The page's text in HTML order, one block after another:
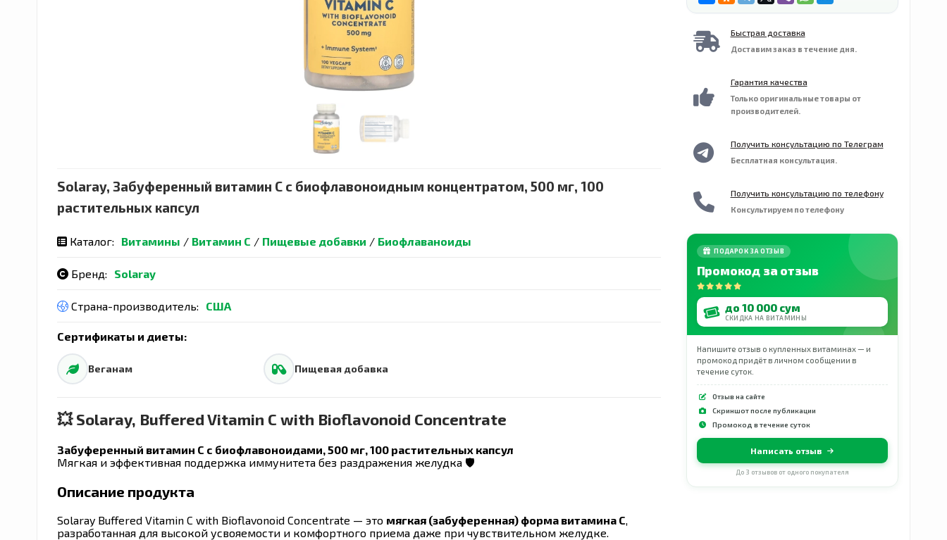
Solaray, Забуференный витамин С с биофлавоноидным концентратом, 500 мг, 100
растительных капсул
Каталог: Витамины / Витамин С / Пищевые добавки / Биофлаваноиды
Бренд: Solaray
Страна-производитель: США
Сертификаты и диеты:
Веганам Пищевая добавка
💥 Solaray, Buffered Vitamin C with Bioflavonoid Concentrate
Забуференный витамин C с биофлавоноидами, 500 мг, 100 растительных капсул
Мягкая и эффективная поддержка иммунитета без раздражения желудка 🛡️
Описание продукта
Solaray Buffered Vitamin C with Bioflavonoid Concentrate — это мягкая (забуференная) форма витамина C
разработанная для высокой усвояемости и комфортного приема даже при чувствительном желудке.
Быстрая доставка
Доставим заказ в течение дня.
Гарантия качества
Только оригинальные товары от
производителей.
Получить консультацию по Телеграм
Бесплатная консультация.
Получить консультацию по телефону
Консультируем по телефону
ПОДАРОК ЗА ОТЗЫВ
Промокод за отзыв
до 10 000 сум
СКИДКА НА ВИТАМИНЫ
Напишите отзыв о купленных витаминах — и
промокод придёт в личном сообщении в
течение суток.
Отзыв на сайте
Скриншот после публикации
Промокод в течение суток
Написать отзыв
До 3 отзывов от одного покупателя